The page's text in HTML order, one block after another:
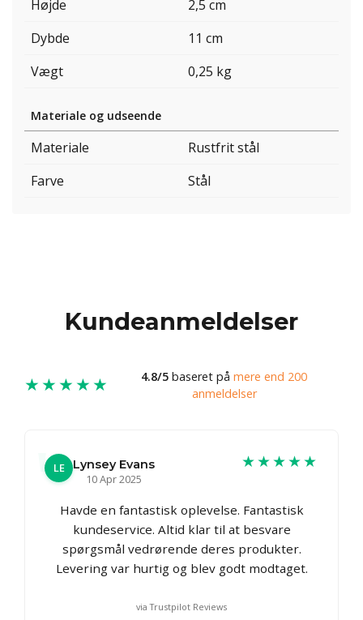
Højde
2,5 cm
Dybde
11 cm
Vægt
0,25 kg
Materiale og udseende
Materiale
Rustfrit stål
Farve
Stål
Kundeanmeldelser
★★★★★ 4.8/5 baseret på mere end 200
anmeldelser
LE
Lynsey Evans
10 Apr 2025
★★★★★
Havde en fantastisk oplevelse. Fantastisk
kundeservice. Altid klar til at besvare
spørgsmål vedrørende deres produkter.
Levering var hurtig og blev godt modtaget.
via Trustpilot Reviews